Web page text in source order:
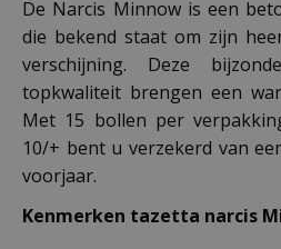
De Narcis Minnow is een
die bekend staat om zijn
verschijning. Deze
topkwaliteit brengen een
Met 15 bollen per
10/+ bent u verzekerd van
voorjaar.
Kenmerken tazetta narcis